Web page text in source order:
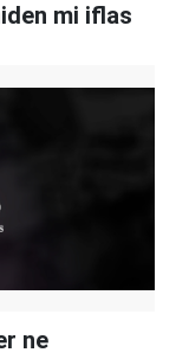
mi iflas
ne